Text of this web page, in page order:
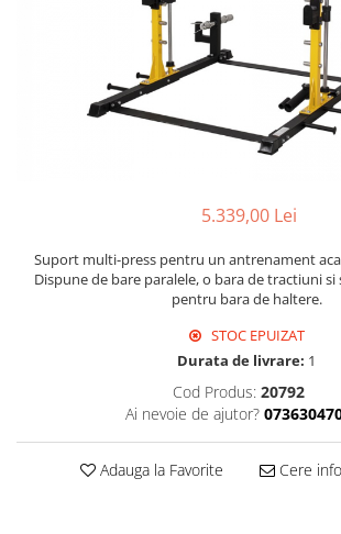
5.339,00 Lei
Suport multi-press pentru un antrenament
Dispune de bare paralele, o bara de tractiuni
pentru bara de haltere.
STOC EPUIZAT
Durata de livrare: 1
Cod Produs: 20792
Ai nevoie de ajutor?
Adauga la Favorite Cere